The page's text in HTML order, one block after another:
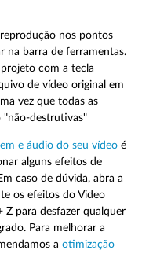
nos pontos
na barra de ferramentas.
com a tecla
de vídeo original em
vez que todas as
"não-destrutivas"
e áudio do seu vídeo é
alguns efeitos de
caso de dúvida, abra a
os efeitos do Video
Z para desfazer qualquer
Para melhorar a
a otimização